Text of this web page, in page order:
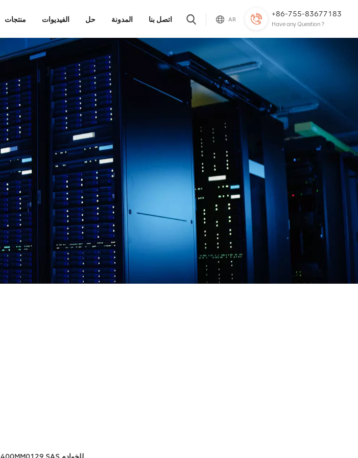
+86-755-83677183
Have any Question ?
AR منتجات الفيديوات حل المدونة اتصل بنا